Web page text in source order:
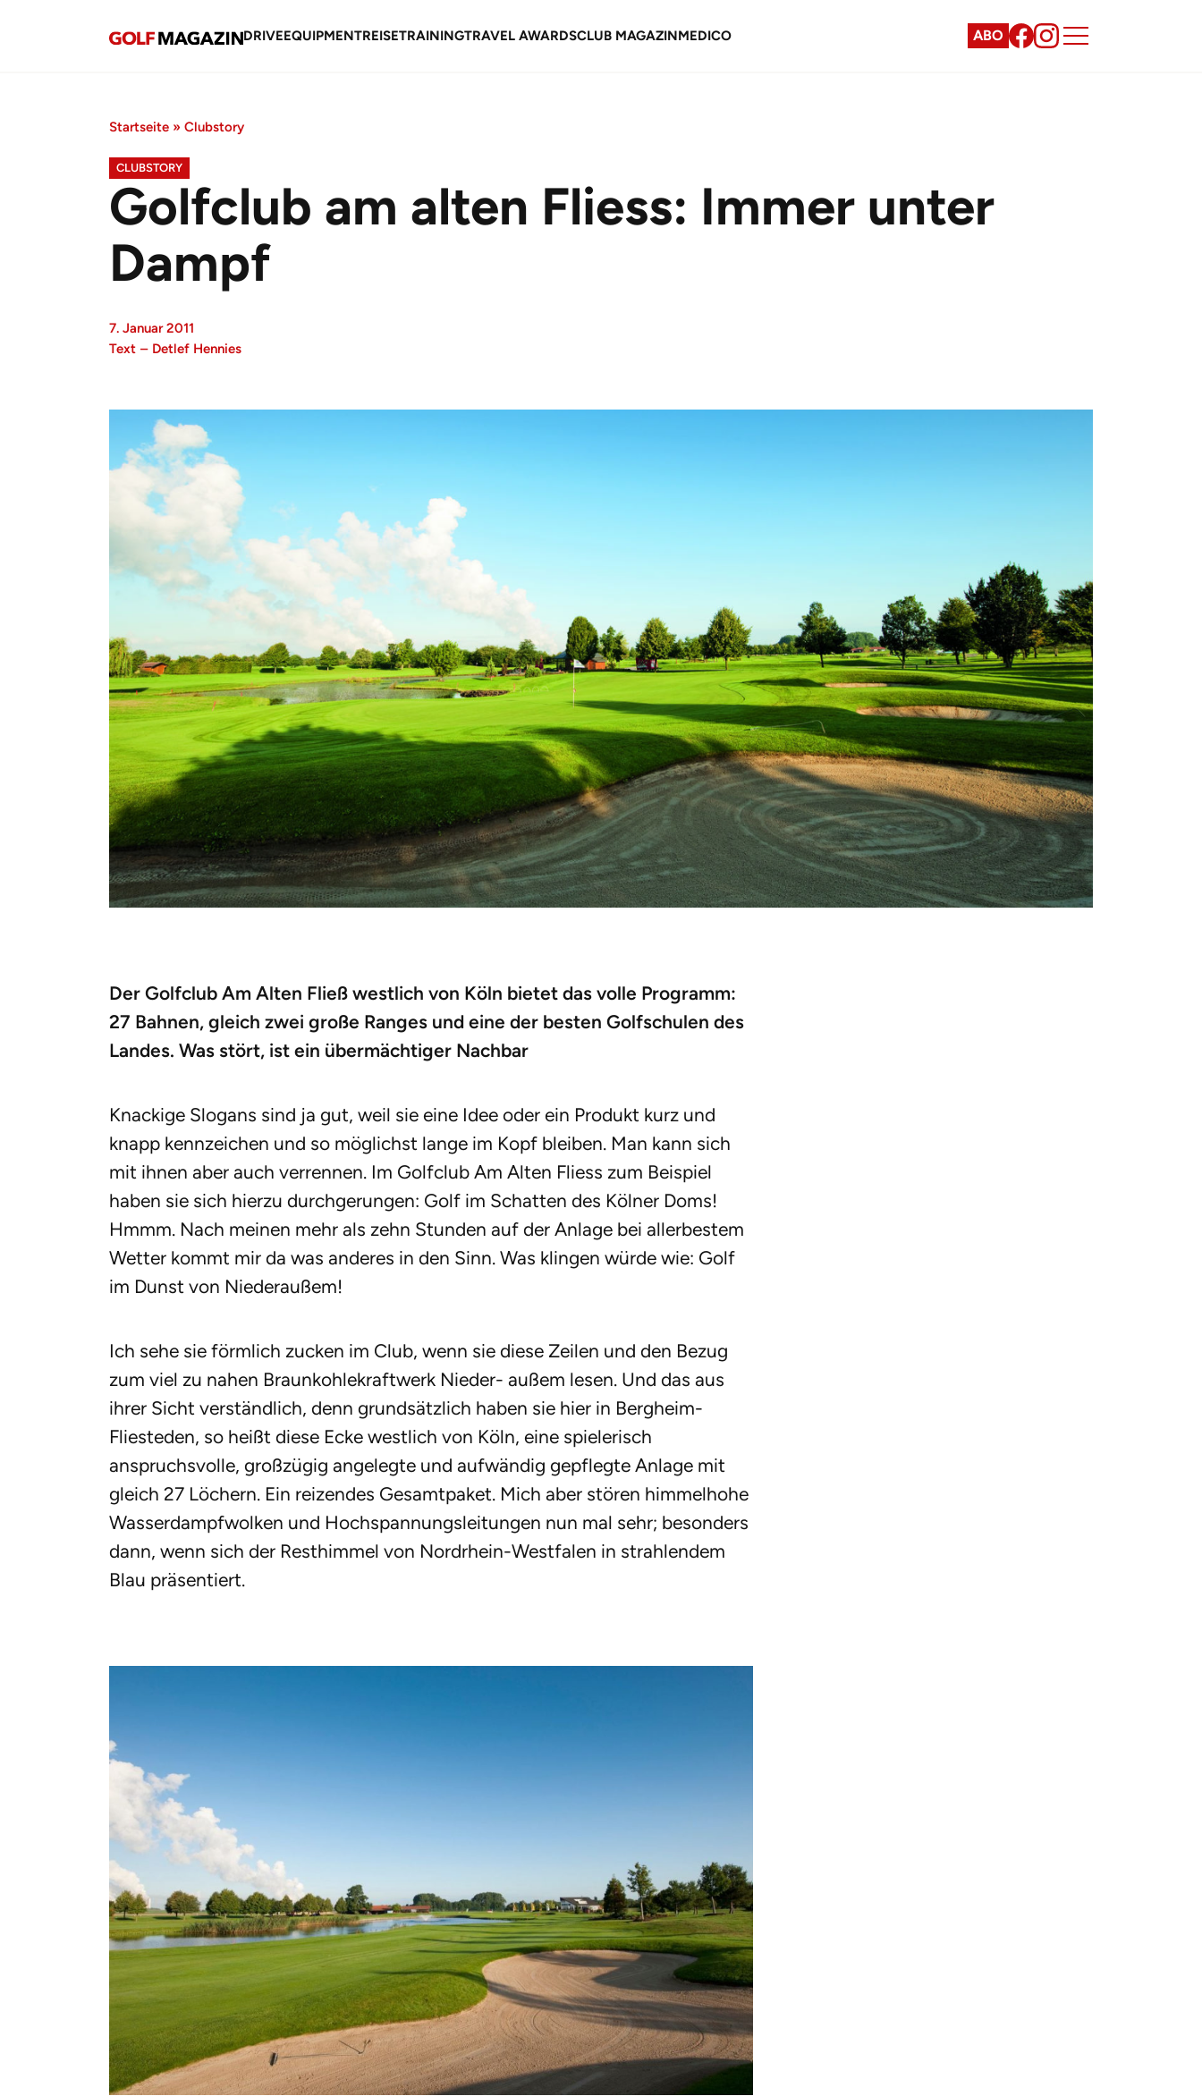
DRIVEEQUIPMENTREISETRAININGTRAVEL AWARDSCLUB MAGAZINMEDICO ABO
Startseite » Clubstory
CLUBSTORY
Golfclub am alten Fliess: Immer unter
Dampf
7. Januar 2011
Text – Detlef Hennies
Der Golfclub Am Alten Fließ westlich von Köln bietet das volle Programm:
27 Bahnen, gleich zwei große Ranges und eine der besten Golfschulen des
Landes. Was stört, ist ein übermächtiger Nachbar
Knackige Slogans sind ja gut, weil sie eine Idee oder ein Produkt kurz und
knapp kennzeichen und so möglichst lange im Kopf bleiben. Man kann sich
mit ihnen aber auch verrennen. Im Golfclub Am Alten Fliess zum Beispiel
haben sie sich hierzu durchgerungen: Golf im Schatten des Kölner Doms!
Hmmm. Nach meinen mehr als zehn Stunden auf der Anlage bei allerbestem
Wetter kommt mir da was anderes in den Sinn. Was klingen würde wie: Golf
im Dunst von Niederaußem!
Ich sehe sie förmlich zucken im Club, wenn sie diese Zeilen und den Bezug
zum viel zu nahen Braunkohlekraftwerk Nieder- außem lesen. Und das aus
ihrer Sicht verständlich, denn grundsätzlich haben sie hier in Bergheim-
Fliesteden, so heißt diese Ecke westlich von Köln, eine spielerisch
anspruchsvolle, großzügig angelegte und aufwändig gepflegte Anlage mit
gleich 27 Löchern. Ein reizendes Gesamtpaket. Mich aber stören himmelhohe
Wasserdampfwolken und Hochspannungsleitungen nun mal sehr; besonders
dann, wenn sich der Resthimmel von Nordrhein-Westfalen in strahlendem
Blau präsentiert.